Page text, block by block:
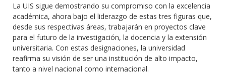
La UIS sigue demostrando su compromiso con la excelencia
académica, ahora bajo el liderazgo de estas tres figuras que,
desde sus respectivas áreas, trabajarán en proyectos clave
para el futuro de la investigación, la docencia y la extensión
universitaria. Con estas designaciones, la universidad
reafirma su visión de ser una institución de alto impacto,
tanto a nivel nacional como internacional.